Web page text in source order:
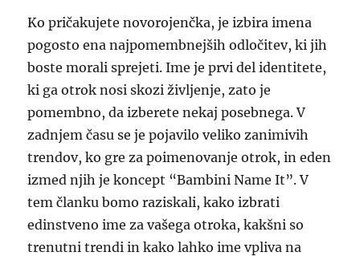
Ko pričakujete novorojenčka, je izbira imena
pogosto ena najpomembnejših odločitev, ki jih
boste morali sprejeti. Ime je prvi del identitete,
ki ga otrok nosi skozi življenje, zato je
pomembno, da izberete nekaj posebnega. V
zadnjem času se je pojavilo veliko zanimivih
trendov, ko gre za poimenovanje otrok, in eden
izmed njih je koncept “Bambini Name It”. V
tem članku bomo raziskali, kako izbrati
edinstveno ime za vašega otroka, kakšni so
trenutni trendi in kako lahko ime vpliva na